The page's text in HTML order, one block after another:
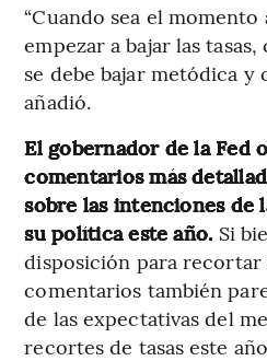
“Cuando sea el momento
empezar a bajar las
se debe bajar metódica y
añadió.
El gobernador de la Fed
comentarios más
sobre las intenciones de
su política este año. Si
disposición para recortar
comentarios también
de las expectativas del
recortes de tasas este